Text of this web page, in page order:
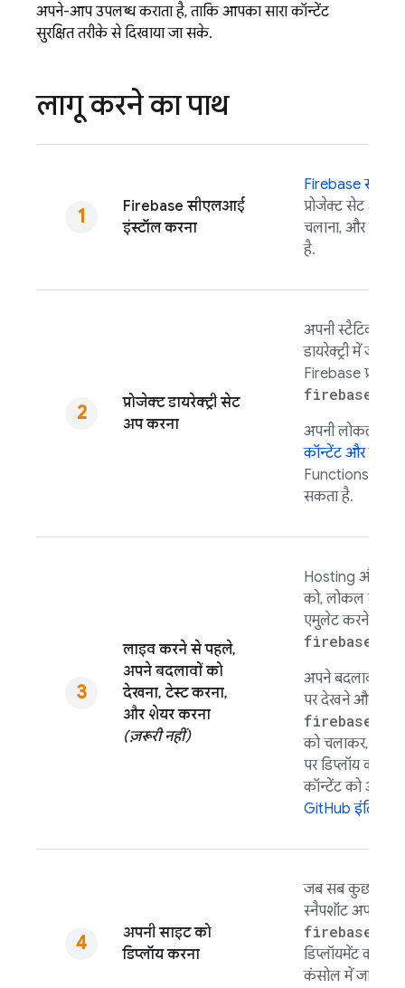
अपने-आप उपलब्ध कराता है, ताकि आपका सारा कॉन्टेंट
सुरक्षित तरीके से दिखाया जा सके.
लागू करने का पाथ
Firebase सीएलआई
इंस्टॉल करना
Firebase
प्रोजेक्ट सेट अप
चलाना, और
है.
प्रोजेक्ट डायरेक्ट्री सेट
अप करना
अपनी स्टैटिक
डायरेक्ट्री में जोड़ें.
Firebase
firebase
अपनी लोकल
कॉन्टेंट और
Functions
सकता है.
लाइव करने से पहले,
अपने बदलावों को
देखना, टेस्ट करना,
और शेयर करना
(ज़रूरी नहीं)
Hosting और
को, लोकल तौर
एमुलेट करने के
firebase
अपने बदलावों
पर देखने और शेयर
firebase
को चलाकर,
पर डिप्लॉय करें.
कॉन्टेंट को
GitHub इंटिग्रेशन
अपनी साइट को
डिप्लॉय करना
जब सब कुछ ठीक
स्नैपशॉट अपलोड
firebase
डिप्लॉयमेंट को
कंसोल में जाकर,